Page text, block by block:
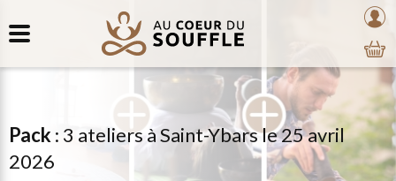
au
contenu
coeur
du
mon
Pack : 3 ateliers à Saint-Ybars le 25 avril
2026